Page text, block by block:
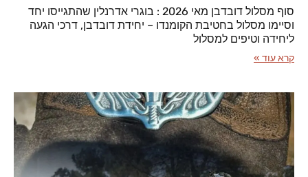
סוף מסלול דובדבן מאי 2026 : בוגרי אדרנלין שהתגייסו יחד
וסיימו מסלול בחטיבת הקומנדו – יחידת דובדבן, דרכי הגעה
ליחידה וטיפים למסלול
קרא עוד »